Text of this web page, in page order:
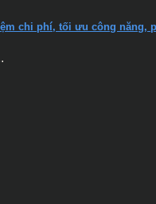
chi phí, tối ưu công